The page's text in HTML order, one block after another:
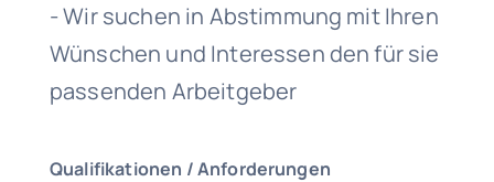
- Wir suchen in Abstimmung mit Ihren
Wünschen und Interessen den für sie
passenden Arbeitgeber
Qualifikationen / Anforderungen